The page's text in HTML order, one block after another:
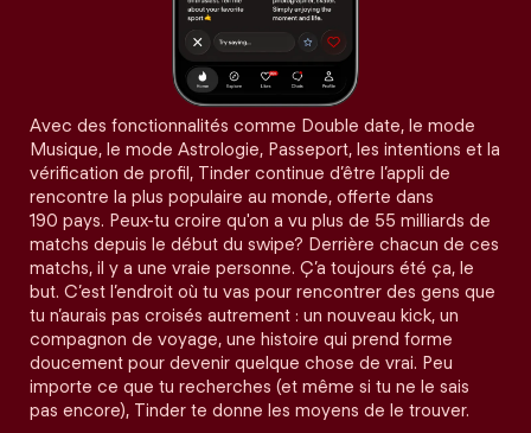
Avec des fonctionnalités comme Double date, le mode
Musique, le mode Astrologie, Passeport, les intentions et la
vérification de profil, Tinder continue d’être l’appli de
rencontre la plus populaire au monde, offerte dans
190 pays. Peux-tu croire qu'on a vu plus de 55 milliards de
matchs depuis le début du swipe? Derrière chacun de ces
matchs, il y a une vraie personne. Ç’a toujours été ça, le
but. C’est l’endroit où tu vas pour rencontrer des gens que
tu n’aurais pas croisés autrement : un nouveau kick, un
compagnon de voyage, une histoire qui prend forme
doucement pour devenir quelque chose de vrai. Peu
importe ce que tu recherches (et même si tu ne le sais
pas encore), Tinder te donne les moyens de le trouver.